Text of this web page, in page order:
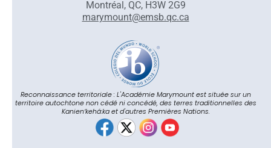
Montréal, QC, H3W 2G9
marymount@emsb.qc.ca
Reconnaissance territoriale : L'Académie Marymount est située sur un
territoire autochtone non cédé ni concédé, des terres traditionnelles des
Kanienʼkehá:ka et d'autres Premières Nations.